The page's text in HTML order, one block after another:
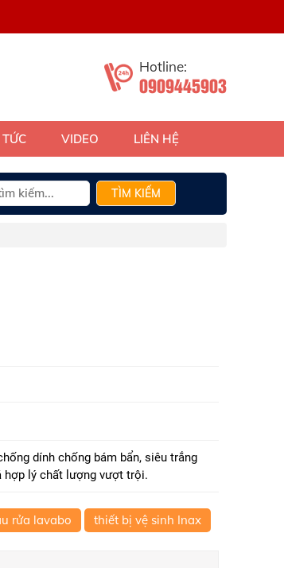
Hotline:
0909445903
VIDEO LIÊN HỆ
TÌM KIẾM
dính chống bám bẩn, siêu trắng
hợp lý chất lượng vượt trội.
rửa lavabo thiết bị vệ sinh Inax